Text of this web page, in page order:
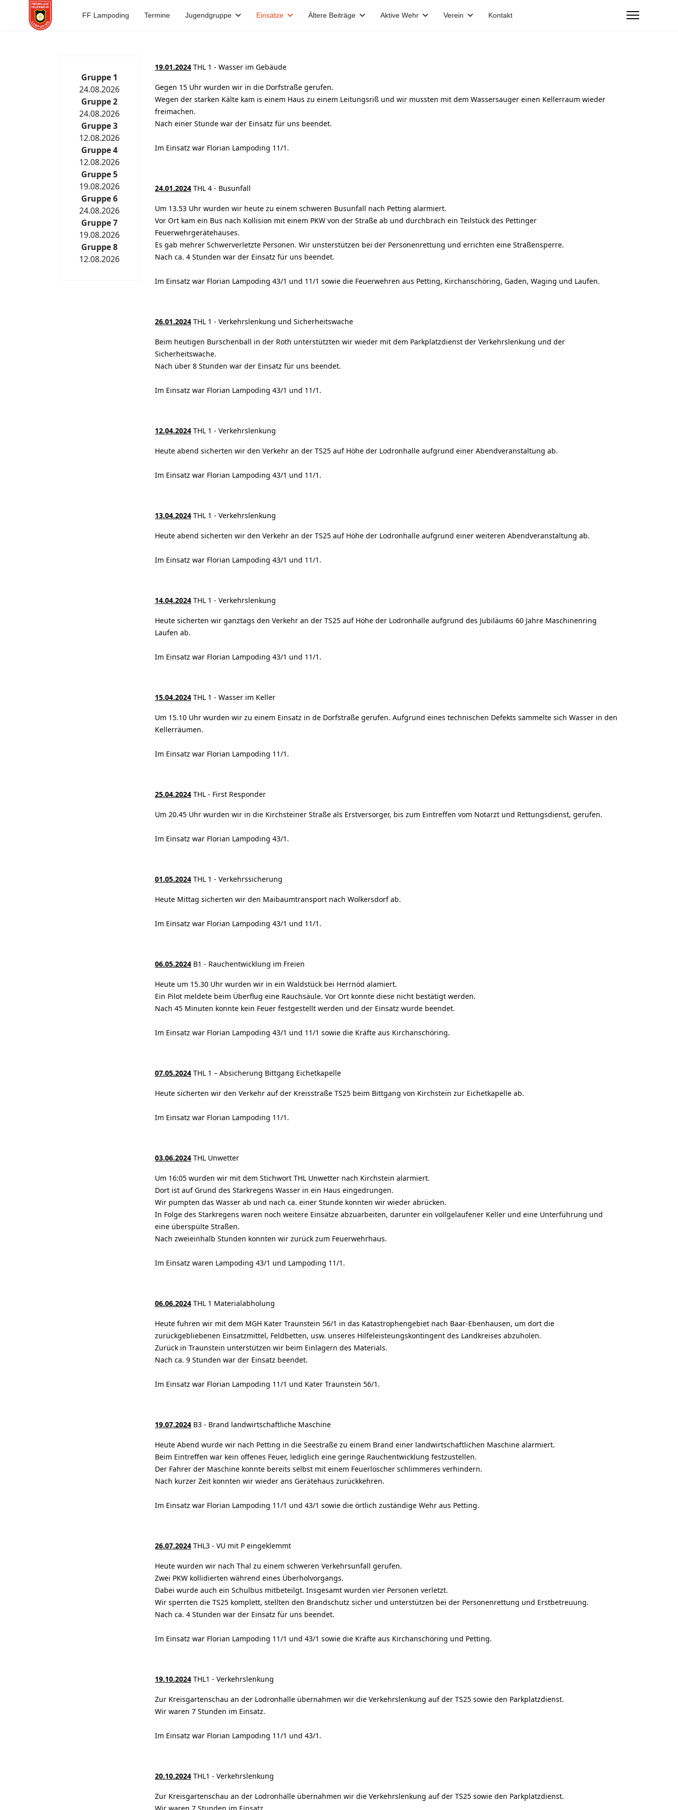
FF Lampoding Termine Jugendgruppe Einsätze Ältere Beiträge Aktive Wehr Verein Kontakt
Gruppe 1
24.08.2026
Gruppe 2
24.08.2026
Gruppe 3
12.08.2026
Gruppe 4
12.08.2026
Gruppe 5
19.08.2026
Gruppe 6
24.08.2026
Gruppe 7
19.08.2026
Gruppe 8
12.08.2026
19.01.2024 THL 1 - Wasser im Gebäude
Gegen 15 Uhr wurden wir in die Dorfstraße gerufen.
Wegen der starken Kälte kam is einem Haus zu einem Leitungsriß und wir mussten mit dem Wassersauger einen Kellerraum wieder
freimachen.
Nach einer Stunde war der Einsatz für uns beendet.
Im Einsatz war Florian Lampoding 11/1.
24.01.2024 THL 4 - Busunfall
Um 13.53 Uhr wurden wir heute zu einem schweren Busunfall nach Petting alarmiert.
Vor Ort kam ein Bus nach Kollision mit einem PKW von der Straße ab und durchbrach ein Teilstück des Pettinger
Feuerwehrgerätehauses.
Es gab mehrer Schwerverletzte Personen. Wir unsterstützen bei der Personenrettung und errichten eine Straßensperre.
Nach ca. 4 Stunden war der Einsatz für uns beendet.
Im Einsatz war Florian Lampoding 43/1 und 11/1 sowie die Feuerwehren aus Petting, Kirchanschöring, Gaden, Waging und Laufen.
26.01.2024 THL 1 - Verkehrslenkung und Sicherheitswache
Beim heutigen Burschenball in der Roth unterstützten wir wieder mit dem Parkplatzdienst der Verkehrslenkung und der
Sicherheitswache.
Nach über 8 Stunden war der Einsatz für uns beendet.
Im Einsatz war Florian Lampoding 43/1 und 11/1.
12.04.2024 THL 1 - Verkehrslenkung
Heute abend sicherten wir den Verkehr an der TS25 auf Höhe der Lodronhalle aufgrund einer Abendveranstaltung ab.
Im Einsatz war Florian Lampoding 43/1 und 11/1.
13.04.2024 THL 1 - Verkehrslenkung
Heute abend sicherten wir den Verkehr an der TS25 auf Höhe der Lodronhalle aufgrund einer weiteren Abendveranstaltung ab.
Im Einsatz war Florian Lampoding 43/1 und 11/1.
14.04.2024 THL 1 - Verkehrslenkung
Heute sicherten wir ganztags den Verkehr an der TS25 auf Höhe der Lodronhalle aufgrund des Jubiläums 60 Jahre Maschinenring
Laufen ab.
Im Einsatz war Florian Lampoding 43/1 und 11/1.
15.04.2024 THL 1 - Wasser im Keller
Um 15.10 Uhr wurden wir zu einem Einsatz in de Dorfstraße gerufen. Aufgrund eines technischen Defekts sammelte sich Wasser in den
Kellerräumen.
Im Einsatz war Florian Lampoding 11/1.
25.04.2024 THL - First Responder
Um 20.45 Uhr wurden wir in die Kirchsteiner Straße als Erstversorger, bis zum Eintreffen vom Notarzt und Rettungsdienst, gerufen.
Im Einsatz war Florian Lampoding 43/1.
01.05.2024 THL 1 - Verkehrssicherung
Heute Mittag sicherten wir den Maibaumtransport nach Wolkersdorf ab.
Im Einsatz war Florian Lampoding 43/1 und 11/1.
06.05.2024 B1 - Rauchentwicklung im Freien
Heute um 15.30 Uhr wurden wir in ein Waldstück bei Herrnöd alamiert.
Ein Pilot meldete beim Überflug eine Rauchsäule. Vor Ort konnte diese nicht bestätigt werden.
Nach 45 Minuten konnte kein Feuer festgestellt werden und der Einsatz wurde beendet.
Im Einsatz war Florian Lampoding 43/1 und 11/1 sowie die Kräfte aus Kirchanschöring.
07.05.2024 THL 1 – Absicherung Bittgang Eichetkapelle
Heute sicherten wir den Verkehr auf der Kreisstraße TS25 beim Bittgang von Kirchstein zur Eichetkapelle ab.
Im Einsatz war Florian Lampoding 11/1.
03.06.2024 THL Unwetter
Um 16:05 wurden wir mit dem Stichwort THL Unwetter nach Kirchstein alarmiert.
Dort ist auf Grund des Starkregens Wasser in ein Haus eingedrungen.
Wir pumpten das Wasser ab und nach ca. einer Stunde konnten wir wieder abrücken.
In Folge des Starkregens waren noch weitere Einsätze abzuarbeiten, darunter ein vollgelaufener Keller und eine Unterführung und
eine überspülte Straßen.
Nach zweieinhalb Stunden konnten wir zurück zum Feuerwehrhaus.
Im Einsatz waren Lampoding 43/1 und Lampoding 11/1.
06.06.2024 THL 1 Materialabholung
Heute fuhren wir mit dem MGH Kater Traunstein 56/1 in das Katastrophengebiet nach Baar-Ebenhausen, um dort die
zurückgebliebenen Einsatzmittel, Feldbetten, usw. unseres Hilfeleisteungskontingent des Landkreises abzuholen.
Zurück in Traunstein unterstützen wir beim Einlagern des Materials.
Nach ca. 9 Stunden war der Einsatz beendet.
Im Einsatz war Florian Lampoding 11/1 und Kater Traunstein 56/1.
19.07.2024 B3 - Brand landwirtschaftliche Maschine
Heute Abend wurde wir nach Petting in die Seestraße zu einem Brand einer landwirtschaftlichen Maschine alarmiert.
Beim Eintreffen war kein offenes Feuer, lediglich eine geringe Rauchentwicklung festzustellen.
Der Fahrer der Maschine konnte bereits selbst mit einem Feuerlöscher schlimmeres verhindern.
Nach kurzer Zeit konnten wir wieder ans Gerätehaus zurückkehren.
Im Einsatz war Florian Lampoding 11/1 und 43/1 sowie die örtlich zuständige Wehr aus Petting.
26.07.2024 THL3 - VU mit P eingeklemmt
Heute wurden wir nach Thal zu einem schweren Verkehrsunfall gerufen.
Zwei PKW kollidierten während eines Überholvorgangs.
Dabei wurde auch ein Schulbus mitbeteilgt. Insgesamt wurden vier Personen verletzt.
Wir sperrten die TS25 komplett, stellten den Brandschutz sicher und unterstützen bei der Personenrettung und Erstbetreuung.
Nach ca. 4 Stunden war der Einsatz für uns beendet.
Im Einsatz war Florian Lampoding 11/1 und 43/1 sowie die Kräfte aus Kirchanschöring und Petting.
19.10.2024 THL1 - Verkehrslenkung
Zur Kreisgartenschau an der Lodronhalle übernahmen wir die Verkehrslenkung auf der TS25 sowie den Parkplatzdienst.
Wir waren 7 Stunden im Einsatz.
Im Einsatz war Florian Lampoding 11/1 und 43/1.
20.10.2024 THL1 - Verkehrslenkung
Zur Kreisgartenschau an der Lodronhalle übernahmen wir die Verkehrslenkung auf der TS25 sowie den Parkplatzdienst.